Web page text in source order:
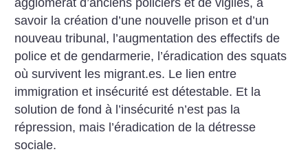
savoir la création d’une nouvelle prison et d’un
nouveau tribunal, l’augmentation des effectifs de
police et de gendarmerie, l’éradication des squats
où survivent les migrant.es. Le lien entre
immigration et insécurité est détestable. Et la
solution de fond à l’insécurité n’est pas la
répression, mais l’éradication de la détresse
sociale.